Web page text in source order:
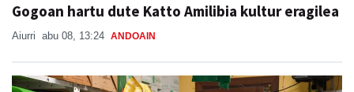
Gogoan hartu dute Katto Amilibia kultur eragilea
Aiurri abu 08, 13:24 ANDOAIN